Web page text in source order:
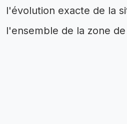
l'évolution exacte de la
l'ensemble de la zone